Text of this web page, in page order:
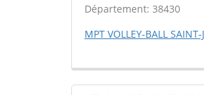
Département: 38430
MPT VOLLEY-BALL